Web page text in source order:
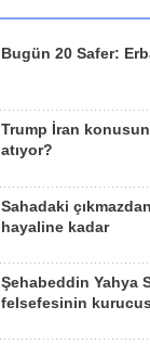
Bugün 20 Safer:
Trump İran
atıyor?
Sahadaki
hayaline kadar
Şehabeddin Yahya
felsefesinin